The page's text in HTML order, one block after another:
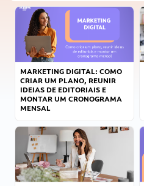
MARKETING DIGITAL: COMO
CRIAR UM PLANO, REUNIR
IDEIAS DE EDITORIAIS E
MONTAR UM CRONOGRAMA
MENSAL